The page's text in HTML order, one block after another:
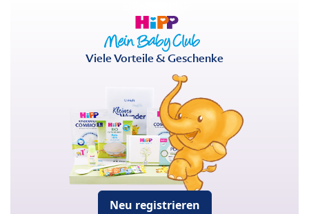
Viele Vorteile & Geschenke
Neu registrieren